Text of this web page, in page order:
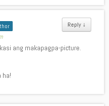
Reply ↓
ang makapagpa-picture.
ha!